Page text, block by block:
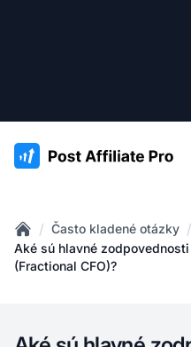
:site.title
Home
/ Často kladené otázky /
Aké sú hlavné
(Fractional CFO)?